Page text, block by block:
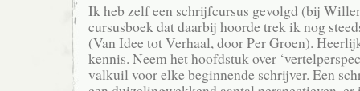
Ik heb zelf een schrijfcursus gevolgd (bij
cursusboek dat daarbij hoorde trek ik nog
(Van Idee tot Verhaal, door Per Groen).
kennis. Neem het hoofdstuk over
valkuil voor elke beginnende schrijver. Een